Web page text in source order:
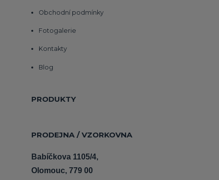
Obchodní podmínky
Fotogalerie
Kontakty
Blog
PRODUKTY
PRODEJNA / VZORKOVNA
Babíčkova 1105/4,
Olomouc, 779 00